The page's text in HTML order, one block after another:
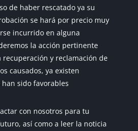
de haber rescatado ya su
se hará por precio muy
incurrido en alguna
la acción pertinente
y reclamación de
causados, ya existen
sido favorables
con nosotros para tu
así como a leer la noticia